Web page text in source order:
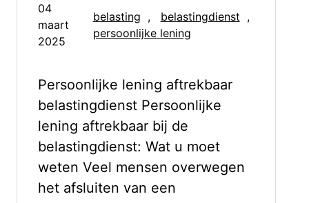
04
maart
2025
belasting , belastingdienst
,
persoonlijke lening
Persoonlijke lening aftrekbaar
belastingdienst Persoonlijke
lening aftrekbaar bij de
belastingdienst: Wat u moet
weten Veel mensen overwegen
het afsluiten van een